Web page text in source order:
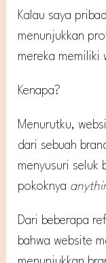
Kalau saya
menunjukkan
mereka memiliki
Kenapa?
Menurutku,
dari sebuah
menyusuri seluk
pokoknya
Dari beberapa
bahwa website